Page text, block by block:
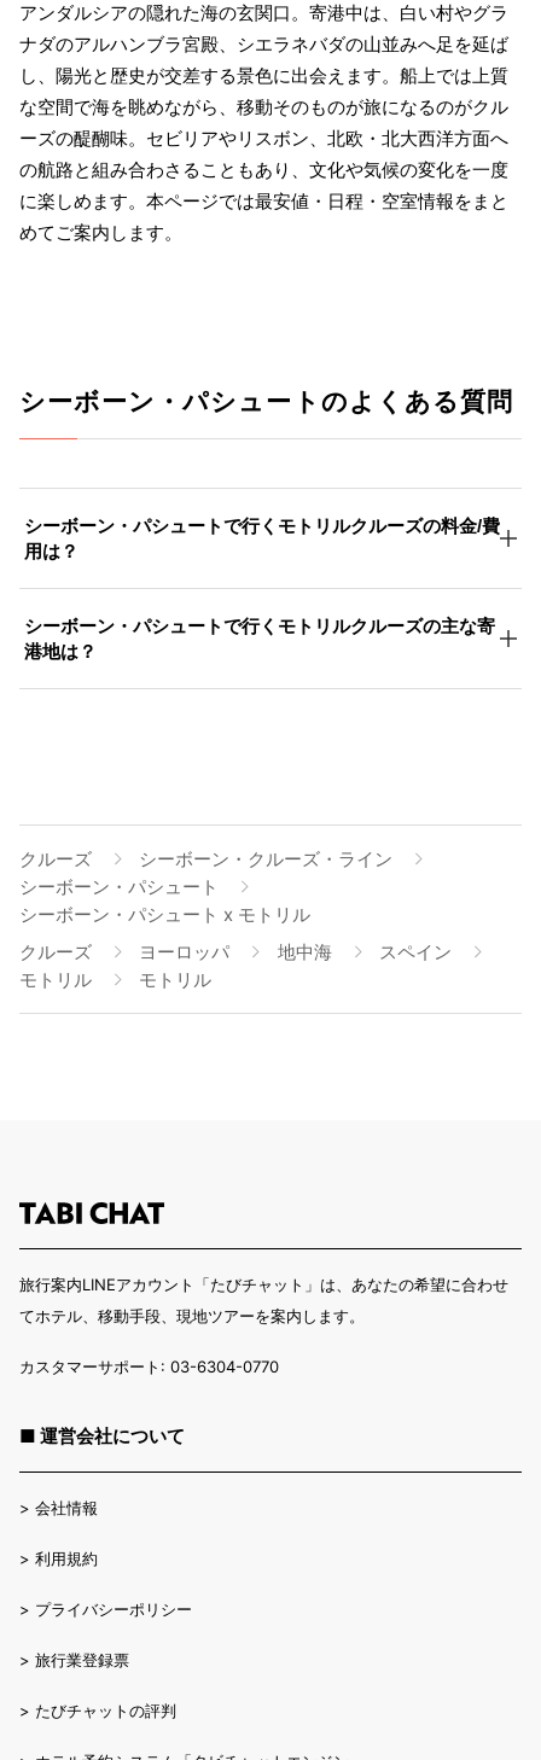
アンダルシアの隠れた海の玄関口。寄港中は、白い村やグラ
ナダのアルハンブラ宮殿、シエラネバダの山並みへ足を延ば
し、陽光と歴史が交差する景色に出会えます。船上では上質
な空間で海を眺めながら、移動そのものが旅になるのがクル
ーズの醍醐味。セビリアやリスボン、北欧・北大西洋方面へ
の航路と組み合わさることもあり、文化や気候の変化を一度
に楽しめます。本ページでは最安値・日程・空室情報をまと
めてご案内します。
シーボーン・パシュートのよくある質問
シーボーン・パシュートで行くモトリルクルーズの料金/費
用は？
シーボーン・パシュートで行くモトリルクルーズの主な寄
港地は？
クルーズ
シーボーン・クルーズ・ライン
シーボーン・パシュート
シーボーン・パシュート x モトリル
クルーズ
ヨーロッパ 地中海
スペイン
モトリル
モトリル
旅行案内LINEアカウント「たびチャット」は、あなたの希望に合わせ
てホテル、移動手段、現地ツアーを案内します。
カスタマーサポート: 03-6304-0770
■ 運営会社について
> 会社情報
> 利用規約
> プライバシーポリシー
> 旅行業登録票
> たびチャットの評判